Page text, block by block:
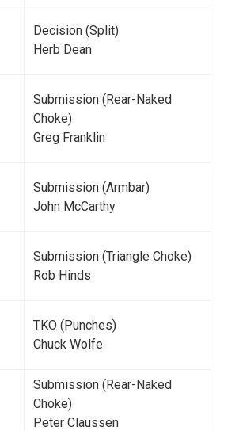
Decision (Split)
Herb Dean
Submission (Rear-Naked
Choke)
Greg Franklin
Submission (Armbar)
John McCarthy
Submission (Triangle Choke)
Rob Hinds
TKO (Punches)
Chuck Wolfe
Submission (Rear-Naked
Choke)
Peter Claussen